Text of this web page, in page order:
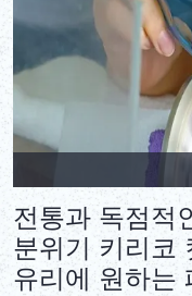
전통과 독점적
분위기 키리코
유리에 원하는